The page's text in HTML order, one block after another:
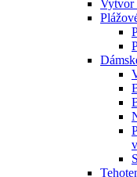
Vytvor